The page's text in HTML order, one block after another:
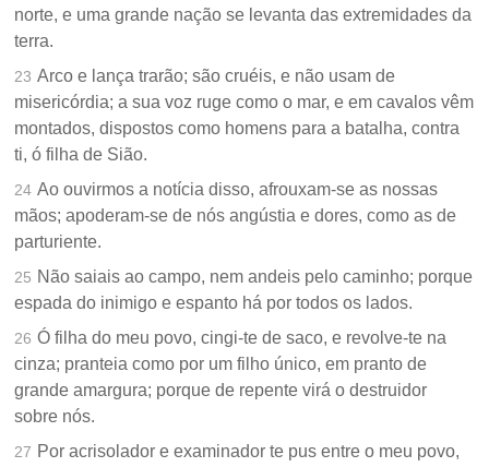
norte, e uma grande nação se levanta das extremidades da
terra.
23 Arco e lança trarão; são cruéis, e não usam de
misericórdia; a sua voz ruge como o mar, e em cavalos vêm
montados, dispostos como homens para a batalha, contra
ti, ó filha de Sião.
24 Ao ouvirmos a notícia disso, afrouxam-se as nossas
mãos; apoderam-se de nós angústia e dores, como as de
parturiente.
25 Não saiais ao campo, nem andeis pelo caminho; porque
espada do inimigo e espanto há por todos os lados.
26 Ó filha do meu povo, cingi-te de saco, e revolve-te na
cinza; pranteia como por um filho único, em pranto de
grande amargura; porque de repente virá o destruidor
sobre nós.
27 Por acrisolador e examinador te pus entre o meu povo,